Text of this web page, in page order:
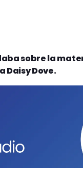
sobre la
Daisy Dove.